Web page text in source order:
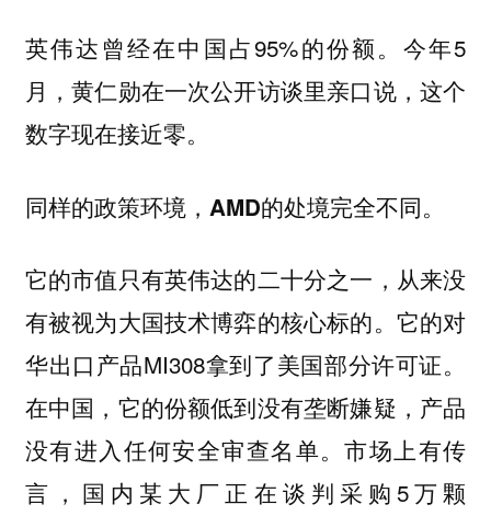
英伟达曾经在中国占95%的份额。今年5
月，黄仁勋在一次公开访谈里亲口说，这个
数字现在接近零。
同样的政策环境，AMD的处境完全不同。
它的市值只有英伟达的二十分之一，从来没
有被视为大国技术博弈的核心标的。它的对
华出口产品MI308拿到了美国部分许可证。
在中国，它的份额低到没有垄断嫌疑，产品
没有进入任何安全审查名单。市场上有传
言，国内某大厂正在谈判采购5万颗